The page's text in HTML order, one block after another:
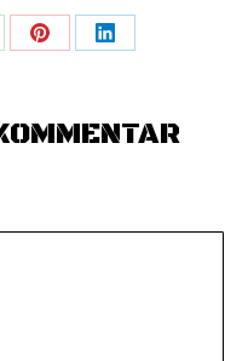
Share
Pinterest
Share
LinkedIn